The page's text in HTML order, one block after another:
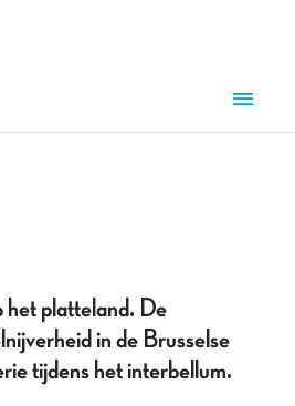
het platteland. De
in de Brusselse
tijdens het interbellum.